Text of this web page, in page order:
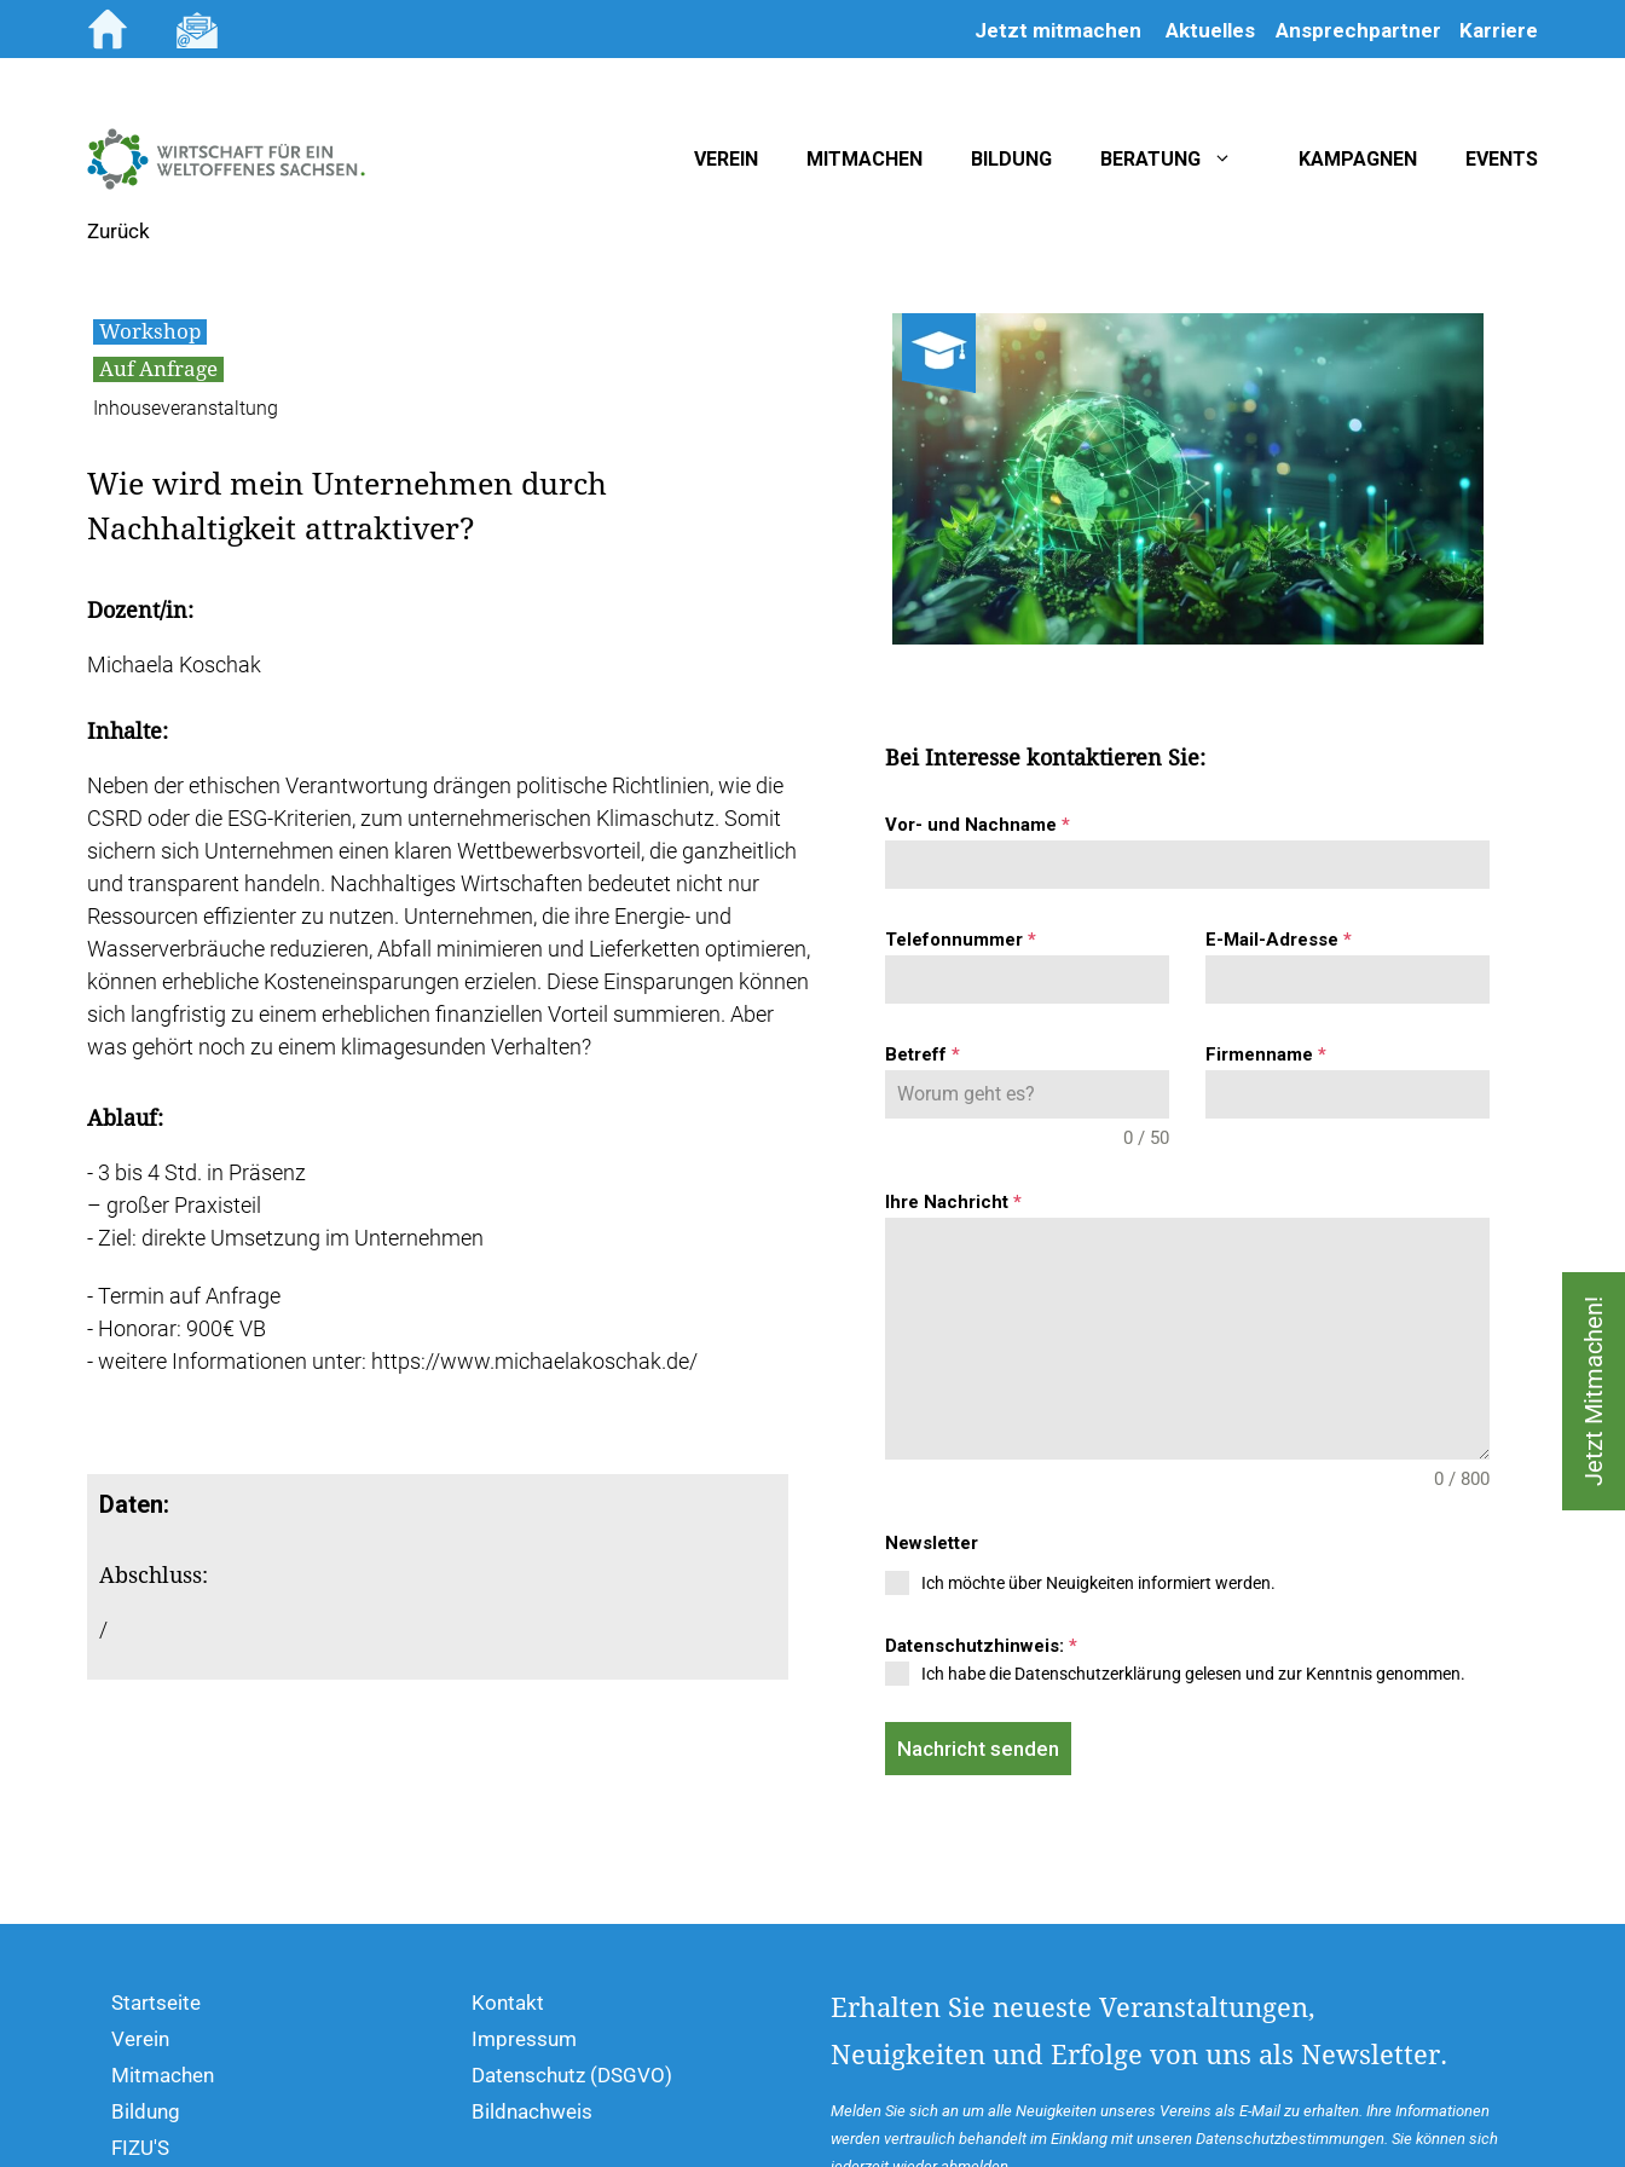
Inhalt
Jetzt mitmachen Aktuelles Ansprechpartner Karriere
VEREIN MITMACHEN BILDUNG BERATUNG KAMPAGNEN EVENTS
Zurück
Workshop
Auf Anfrage
Inhouseveranstaltung
Wie wird mein Unternehmen durch
Nachhaltigkeit attraktiver?
Dozent/in:
Michaela Koschak
Inhalte:
Neben der ethischen Verantwortung drängen politische Richtlinien, wie die
CSRD oder die ESG-Kriterien, zum unternehmerischen Klimaschutz. Somit
sichern sich Unternehmen einen klaren Wettbewerbsvorteil, die ganzheitlich
und transparent handeln. Nachhaltiges Wirtschaften bedeutet nicht nur
Ressourcen effizienter zu nutzen. Unternehmen, die ihre Energie- und
Wasserverbräuche reduzieren, Abfall minimieren und Lieferketten optimieren,
können erhebliche Kosteneinsparungen erzielen. Diese Einsparungen können
sich langfristig zu einem erheblichen finanziellen Vorteil summieren. Aber
was gehört noch zu einem klimagesunden Verhalten?
Ablauf:
- 3 bis 4 Std. in Präsenz
– großer Praxisteil
- Ziel: direkte Umsetzung im Unternehmen
- Termin auf Anfrage
- Honorar: 900€ VB
- weitere Informationen unter: https://www.michaelakoschak.de/
Daten:
Abschluss:
/
Bei Interesse kontaktieren Sie:
Vor- und Nachname *
Telefonnummer * E-Mail-Adresse *
Betreff *
0 / 50
Firmenname *
Ihre Nachricht *
0 / 800
Newsletter
Ich möchte über Neuigkeiten informiert werden.
Datenschutzhinweis: *
Ich habe die Datenschutzerklärung gelesen und zur Kenntnis genommen.
Nachricht senden
Jetzt Mitmachen!
Startseite
Verein
Mitmachen
Bildung
FIZU'S
Kontakt
Impressum
Datenschutz (DSGVO)
Bildnachweis
Erhalten Sie neueste Veranstaltungen,
Neuigkeiten und Erfolge von uns als Newsletter.
Melden Sie sich an um alle Neuigkeiten unseres Vereins als E-Mail zu erhalten. Ihre Informationen
werden vertraulich behandelt im Einklang mit unseren Datenschutzbestimmungen. Sie können sich